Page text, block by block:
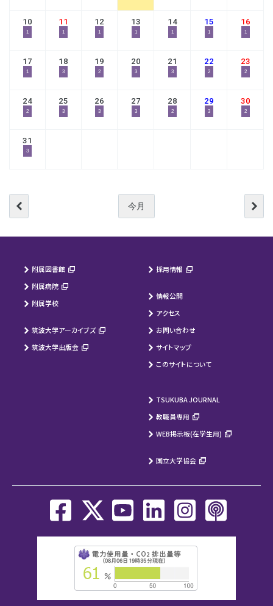
10
1
11
1
12
1
13
1
14
1
15
1
16
1
17
1
18
3
19
2
20
3
21
3
22
2
23
2
24
2
25
3
26
3
27
3
28
2
29
3
30
2
31
3
今月
附属図書館
附属病院
附属学校
筑波大学アーカイブズ
筑波大学出版会
採用情報
情報公開
アクセス
お問い合わせ
サイトマップ
このサイトについて
TSUKUBA JOURNAL
教職員専用
WEB掲示板(在学生用)
国立大学協会